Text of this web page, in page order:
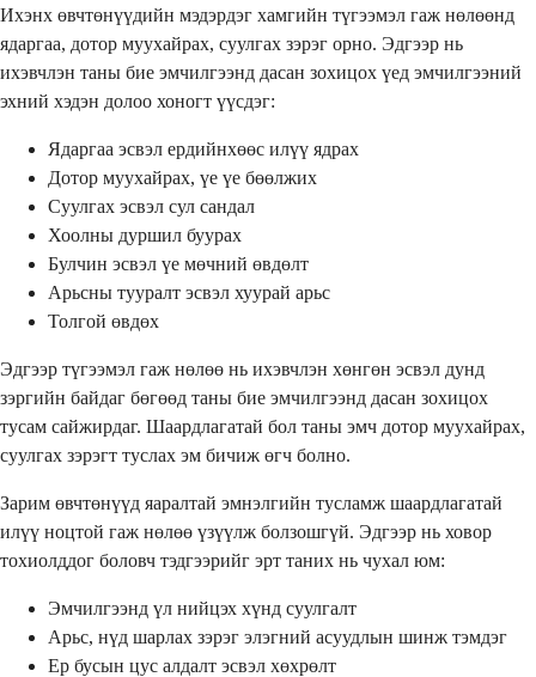
Ихэнх өвчтөнүүдийн мэдэрдэг хамгийн түгээмэл гаж нөлөөнд
ядаргаа, дотор муухайрах, суулгах зэрэг орно. Эдгээр нь
ихэвчлэн таны бие эмчилгээнд дасан зохицох үед эмчилгээний
эхний хэдэн долоо хоногт үүсдэг:
Ядаргаа эсвэл ердийнхөөс илүү ядрах
Дотор муухайрах, үе үе бөөлжих
Суулгах эсвэл сул сандал
Хоолны дуршил буурах
Булчин эсвэл үе мөчний өвдөлт
Арьсны тууралт эсвэл хуурай арьс
Толгой өвдөх
Эдгээр түгээмэл гаж нөлөө нь ихэвчлэн хөнгөн эсвэл дунд
зэргийн байдаг бөгөөд таны бие эмчилгээнд дасан зохицох
тусам сайжирдаг. Шаардлагатай бол таны эмч дотор муухайрах,
суулгах зэрэгт туслах эм бичиж өгч болно.
Зарим өвчтөнүүд яаралтай эмнэлгийн тусламж шаардлагатай
илүү ноцтой гаж нөлөө үзүүлж болзошгүй. Эдгээр нь ховор
тохиолддог боловч тэдгээрийг эрт таних нь чухал юм:
Эмчилгээнд үл нийцэх хүнд суулгалт
Арьс, нүд шарлах зэрэг элэгний асуудлын шинж тэмдэг
Ер бусын цус алдалт эсвэл хөхрөлт